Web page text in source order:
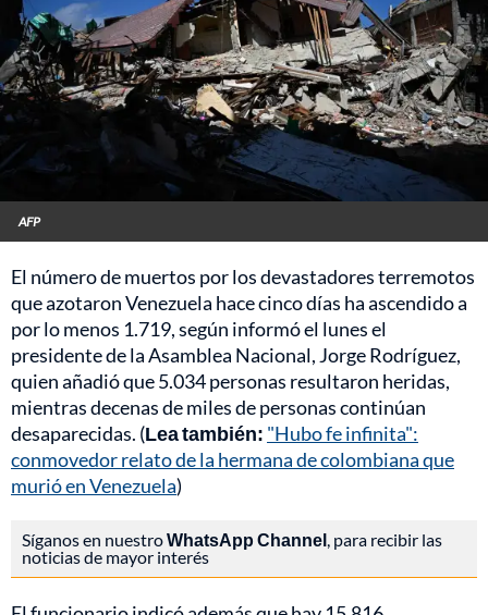
AFP
El número de muertos por los devastadores terremotos
que azotaron Venezuela hace cinco días ha ascendido a
por lo menos 1.719, según informó el lunes el
presidente de la Asamblea Nacional, Jorge Rodríguez,
quien añadió que 5.034 personas resultaron heridas,
mientras decenas de miles de personas continúan
desaparecidas. (Lea también: "Hubo fe infinita":
conmovedor relato de la hermana de colombiana que
murió en Venezuela)
Síganos en nuestroWhatsApp Channel, para recibir las
noticias de mayor interés